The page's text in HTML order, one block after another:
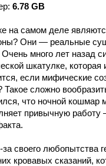
6.78 GB
на самом деле
Они — реальные
Очень много лет назад
шкатулке,
если мифические
Такое сложно
что ночной кошмар
привычную работу
за своего любопытства
кровавых сказаний,